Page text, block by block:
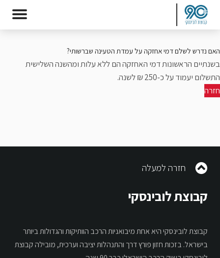
האם נדרש לשלם דמי אחזקה על עמדת הטעינה שברשותי?
בשנתיים הראשונות דמי האחזקה הם ללא עלות ומהשנה השלישית
התשלום יעמוד על כ-250 ₪ לשנה.
חזרה
חזרה למעלה
קבוצת לובינסקי
קבוצת לובינסקי היא אחת מיבואניות הרכב הוותיקות והגדולות ביותר
בישראל. בזכות חזון פורץ דרך והתנהלות יציבה וערכית, מובילה קבוצת